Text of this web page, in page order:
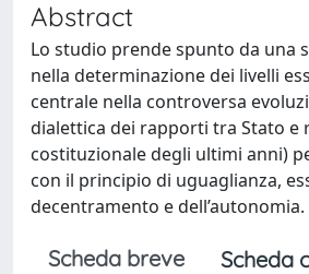
Abstract
Lo studio prende spunto da una
nella determinazione dei livelli
centrale nella controversa
dialettica dei rapporti tra Stato e
costituzionale degli ultimi anni)
con il principio di uguaglianza,
decentramento e dell’autonomia.
Scheda breve Scheda